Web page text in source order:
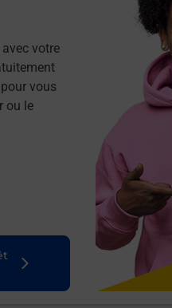
votre
vous
ou le